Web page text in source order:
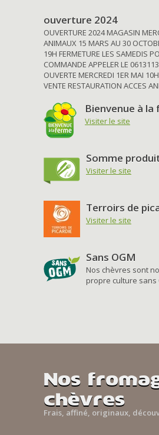
ouverture 2024
OUVERTURE 2024 MAGASIN
ANIMAUX 15 MARS AU 30
19H FERMETURE LES SAMEDIS
COMMANDE APPELER LE
OUVERTE MERCREDI 1ER MAI
VENTE RESTAURATION ACCES
Bienvenue à la
Visiter le site
Somme
Visiter le site
Terroirs de
Visiter le site
Sans OGM
Nos chèvres sont
propre culture sans
Nos
chèvres
Frais, affiné, originaux,